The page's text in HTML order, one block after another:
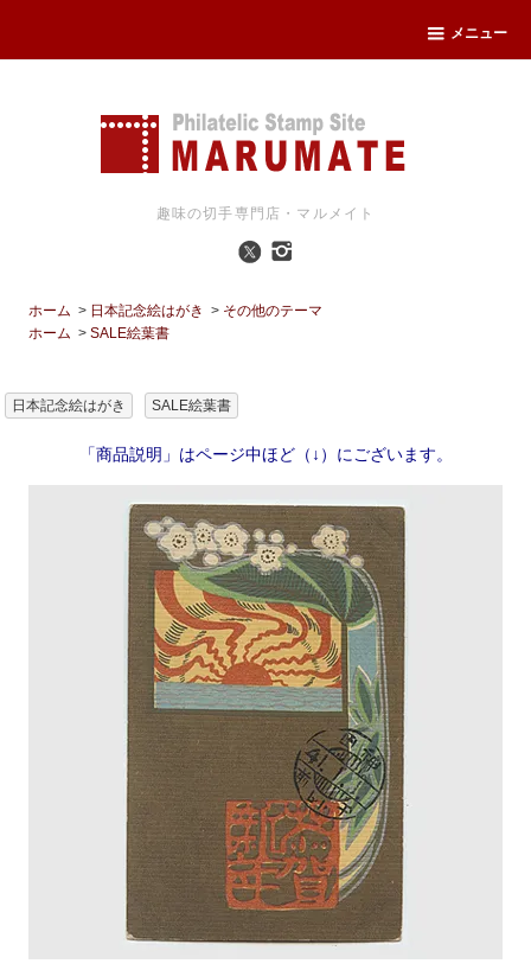
メニュー
趣味の切手専門店・マルメイト
ホーム > 日本記念絵はがき > その他のテーマ
ホーム >SALE絵葉書
日本記念絵はがき SALE絵葉書
「商品説明」はページ中ほど（↓）にございます。